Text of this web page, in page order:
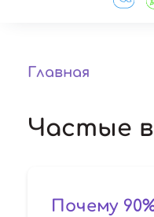
Главная
Частые
Почему